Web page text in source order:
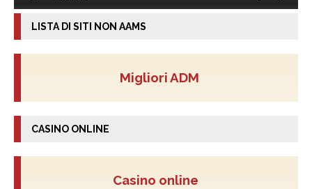
LISTA DI SITI NON AAMS
Migliori ADM
CASINO ONLINE
Casino online